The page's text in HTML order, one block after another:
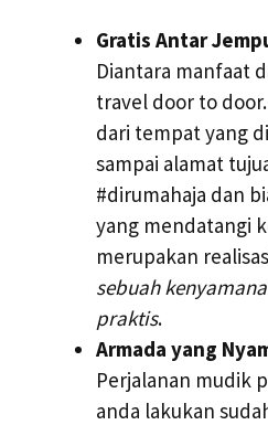
Gratis Antar
Diantara manfaat
travel door to
dari tempat yang
sampai alamat
#dirumahaja dan
yang mendatangi
merupakan
sebuah
praktis.
Armada yang
Perjalanan mudik
anda lakukan